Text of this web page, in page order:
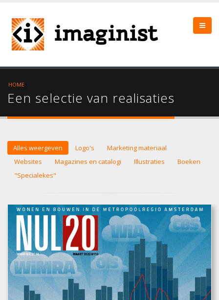
HOME
Een selectie van realisaties
Alles weergeven Logo's
Marketing materiaal
Websites
Magazines en catalogi Illustraties
Boeken
"Specialekes"